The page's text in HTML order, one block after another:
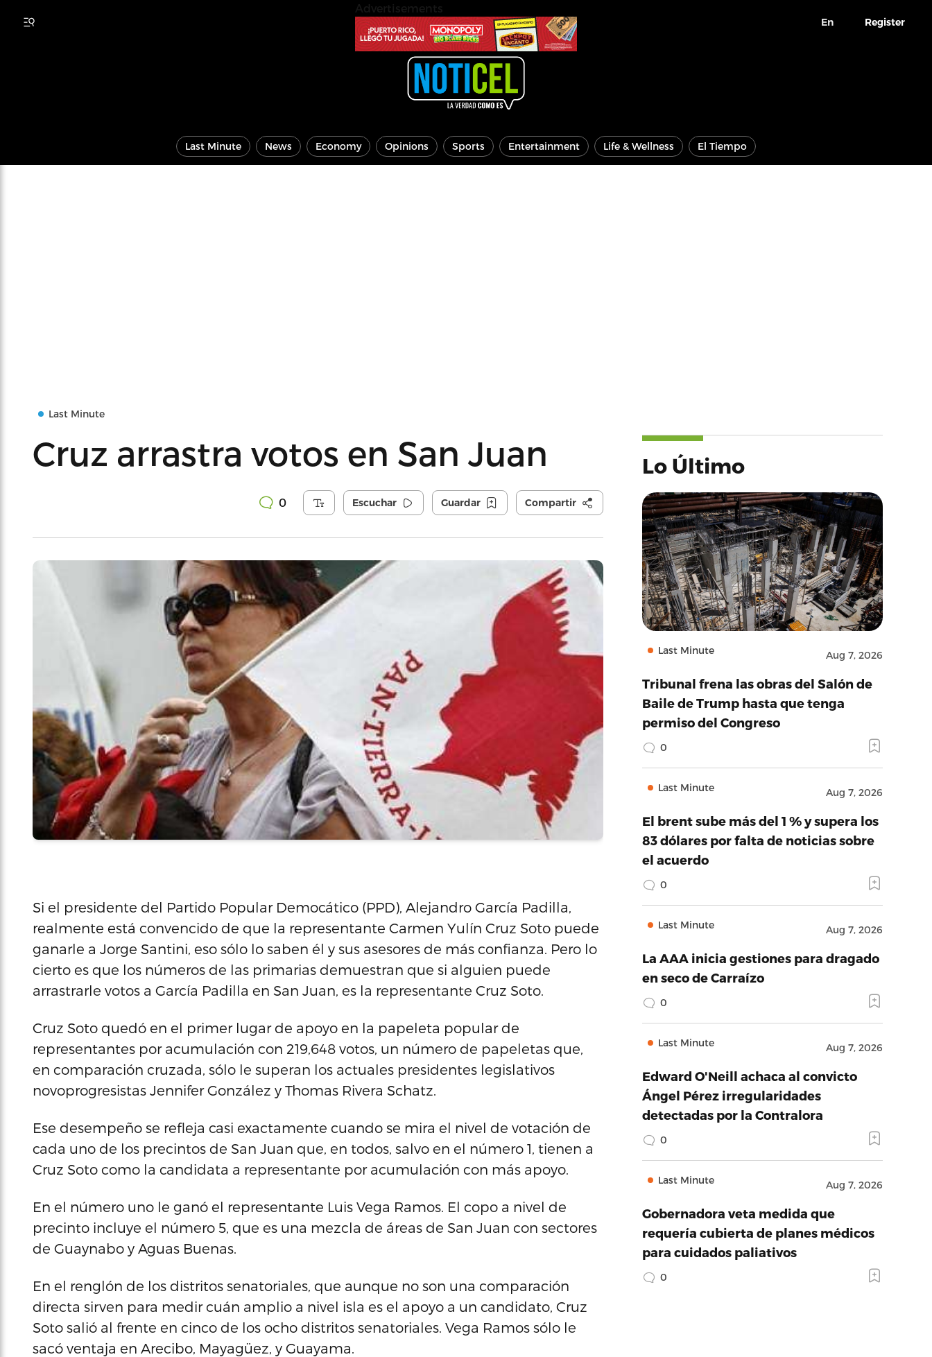
En Register
Last Minute News Economy Opinions Sports Entertainment Life & Wellness El Tiempo
Last Minute
Cruz arrastra votos en San Juan
0 Escuchar Guardar Compartir
Si el presidente del Partido Popular Democático (PPD), Alejandro García Padilla,
realmente está convencido de que la representante Carmen Yulín Cruz Soto puede
ganarle a Jorge Santini, eso sólo lo saben él y sus asesores de más confianza. Pero lo
cierto es que los números de las primarias demuestran que si alguien puede
arrastrarle votos a García Padilla en San Juan, es la representante Cruz Soto.
Cruz Soto quedó en el primer lugar de apoyo en la papeleta popular de
representantes por acumulación con 219,648 votos, un número de papeletas que,
en comparación cruzada, sólo le superan los actuales presidentes legislativos
novoprogresistas Jennifer González y Thomas Rivera Schatz.
Ese desempeño se refleja casi exactamente cuando se mira el nivel de votación de
cada uno de los precintos de San Juan que, en todos, salvo en el número 1, tienen a
Cruz Soto como la candidata a representante por acumulación con más apoyo.
En el número uno le ganó el representante Luis Vega Ramos. El copo a nivel de
precinto incluye el número 5, que es una mezcla de áreas de San Juan con sectores
de Guaynabo y Aguas Buenas.
En el renglón de los distritos senatoriales, que aunque no son una comparación
directa sirven para medir cuán amplio a nivel isla es el apoyo a un candidato, Cruz
Soto salió al frente en cinco de los ocho distritos senatoriales. Vega Ramos sólo le
sacó ventaja en Arecibo, Mayagüez, y Guayama.
Lo Último
Last Minute Aug 7, 2026
Tribunal frena las obras del Salón de
Baile de Trump hasta que tenga
permiso del Congreso
0
Last Minute Aug 7, 2026
El brent sube más del 1 % y supera los
83 dólares por falta de noticias sobre
el acuerdo
0
Last Minute Aug 7, 2026
La AAA inicia gestiones para dragado
en seco de Carraízo
0
Last Minute Aug 7, 2026
Edward O'Neill achaca al convicto
Ángel Pérez irregularidades
detectadas por la Contralora
0
Last Minute Aug 7, 2026
Gobernadora veta medida que
requería cubierta de planes médicos
para cuidados paliativos
0